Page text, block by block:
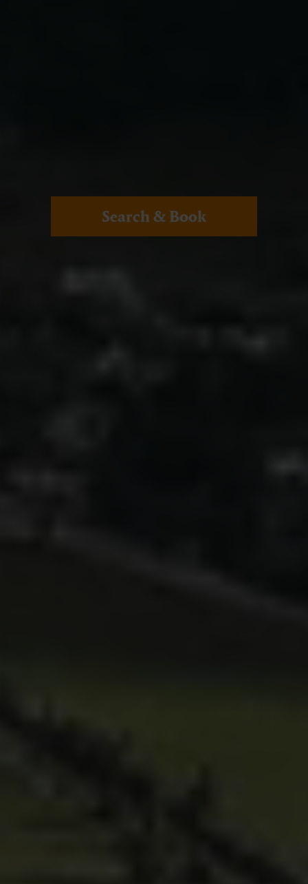
Search & Book